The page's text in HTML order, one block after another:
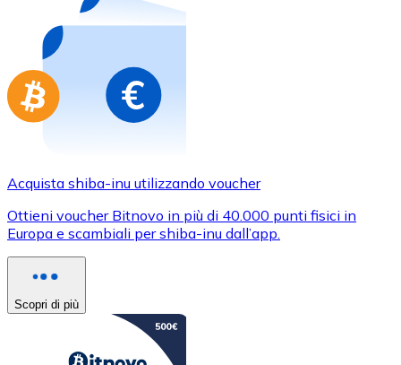
Acquista gift card dei tuoi marchi preferiti con
Vai al negozio di carte regalo
Acquista shiba-inu utilizzando voucher
Ottieni voucher Bitnovo in più di 40.000 punti fisici in
Europa e scambiali per shiba-inu dall’app.
Scopri di più